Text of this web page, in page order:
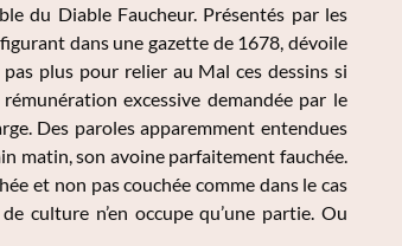
du Diable Faucheur. Présentés par les
dans une gazette de 1678, dévoile
pas plus pour relier au Mal ces dessins si
excessive demandée par le
Des paroles apparemment entendues
matin, son avoine parfaitement fauchée.
et non pas couchée comme dans le cas
culture n’en occupe qu’une partie. Ou